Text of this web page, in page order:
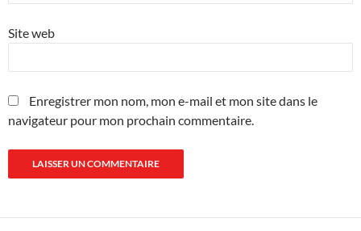
Site web
Enregistrer mon nom, mon e-mail et mon site dans le
navigateur pour mon prochain commentaire.